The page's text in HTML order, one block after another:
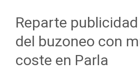
Reparte
del buzoneo con
coste en Parla